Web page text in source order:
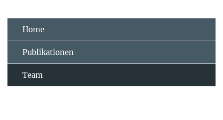
Home
Publikationen
Team